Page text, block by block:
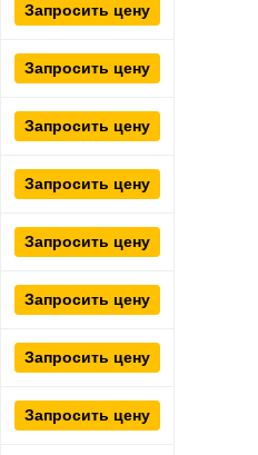
Запросить цену
Запросить цену
Запросить цену
Запросить цену
Запросить цену
Запросить цену
Запросить цену
Запросить цену